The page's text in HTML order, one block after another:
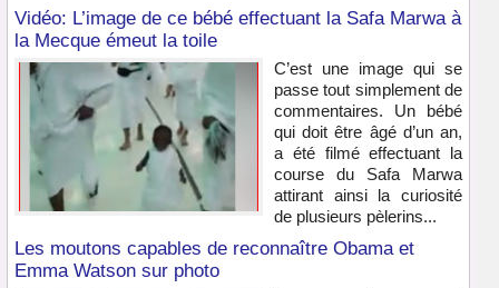
Vidéo: L’image de ce bébé effectuant la Safa Marwa à
la Mecque émeut la toile
C’est une image qui se
passe tout simplement de
commentaires. Un bébé
qui doit être âgé d’un an,
a été filmé effectuant la
course du Safa Marwa
attirant ainsi la curiosité
de plusieurs pèlerins...
Les moutons capables de reconnaître Obama et
Emma Watson sur photo